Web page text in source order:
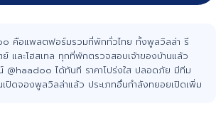
คือแพลตฟอร์มรวมที่พักทั่วไทย ทั้งพูลวิลล่า รี
และโฮสเทล ทุกที่พักตรวจสอบเจ้าของบ้านแล้ว
@haadoo ได้ทันที ราคาโปร่งใส ปลอดภัย มีทีม
ปิดจองพูลวิลล่าแล้ว ประเภทอื่นกำลังทยอยเปิดเพิ่ม